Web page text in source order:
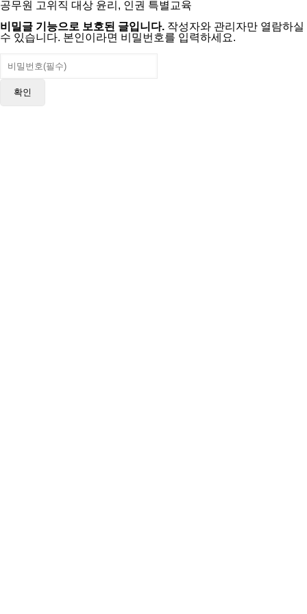
공무원 고위직 대상 윤리, 인권 특별교육
비밀글 기능으로 보호된 글입니다. 작성자와 관리자만 열람하실
수 있습니다. 본인이라면 비밀번호를 입력하세요.